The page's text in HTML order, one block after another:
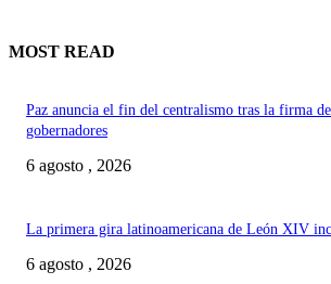
MOST READ
Paz anuncia el fin del centralismo tras la firma
gobernadores
6 agosto , 2026
La primera gira latinoamericana de León XIV
6 agosto , 2026